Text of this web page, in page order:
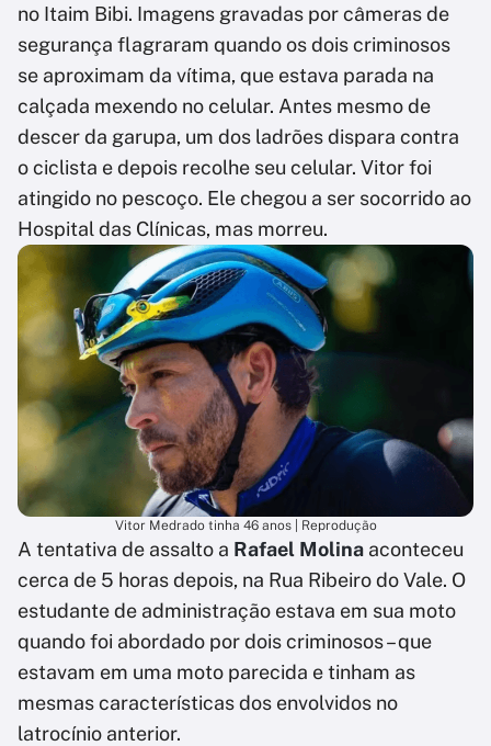
no Itaim Bibi. Imagens gravadas por câmeras de
segurança flagraram quando os dois criminosos
se aproximam da vítima, que estava parada na
calçada mexendo no celular. Antes mesmo de
descer da garupa, um dos ladrões dispara contra
o ciclista e depois recolhe seu celular. Vitor foi
atingido no pescoço. Ele chegou a ser socorrido ao
Hospital das Clínicas, mas morreu.
Vitor Medrado tinha 46 anos | Reprodução
A tentativa de assalto a Rafael Molina aconteceu
cerca de 5 horas depois, na Rua Ribeiro do Vale. O
estudante de administração estava em sua moto
quando foi abordado por dois criminosos – que
estavam em uma moto parecida e tinham as
mesmas características dos envolvidos no
latrocínio anterior.